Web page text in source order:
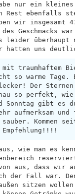
nur ein
Rest ebenfalls
wir insgesamt
Geschmacks
leider überhaupt
hatten uns
traumhaftem
so warme Tage.
Der Sternen
so perfekt, wie
gibt es
aufmerksam und
Kommen
wie man es
aus, dass wir
der Fall war.
sitzen wollen